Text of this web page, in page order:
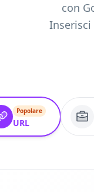
con
Inserisci
Popolare
URL